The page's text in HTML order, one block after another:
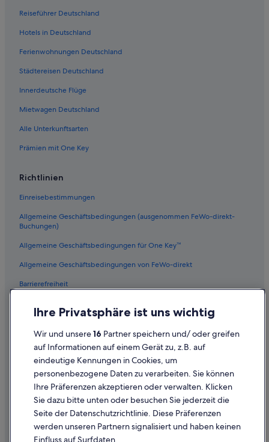
Reiseführer Deutschland
Hotels in Deutschland
Ferienwohnungen Deutschland
Städtereisen Deutschland
Innerdeutsche Flüge
Mietwagen Deutschland
Alle Unterkunftsarten
Prämien mit One Key
Richtlinien
Einreisebestimmungen
Allgemeine Geschäftsbedingungen (ausgenommen FeWo-direkt-
Buchungen)
Allgemeine Geschäftsbedingungen für One Key™
Allgemeine Geschäftsbedingungen von FeWo-direkt
Barrierefreiheit
Inhaltsrichtlinien und Melden von Inhalten
Hilfe
Hilfe
Flug stornieren
Ihre Privatsphäre ist uns wichtig
Wir und unsere16 Partner speichern und/ oder greifen
auf Informationen auf einem Gerät zu, z.B. auf
eindeutige Kennungen in Cookies, um
personenbezogene Daten zu verarbeiten. Sie können
Ihre Präferenzen akzeptieren oder verwalten. Klicken
Sie dazu bitte unten oder besuchen Sie jederzeit die
Seite der Datenschutzrichtlinie. Diese Präferenzen
werden unseren Partnern signalisiert und haben keinen
Einfluss auf Surfdaten.